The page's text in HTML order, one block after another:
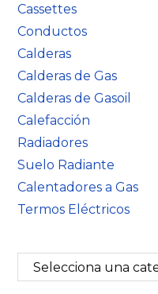
Cassettes
Conductos
Calderas
Calderas de Gas
Calderas de Gasoil
Calefacción
Radiadores
Suelo Radiante
Calentadores a Gas
Termos Eléctricos